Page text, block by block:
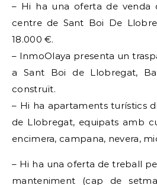
– Hi ha una oferta de venda
centre de Sant Boi De
18.000 €.
– InmoOlaya presenta un
a Sant Boi de Llobregat,
construït.
– Hi ha apartaments turístics
de Llobregat, equipats amb
encimera, campana, nevera,
– Hi ha una oferta de treball
manteniment (cap de